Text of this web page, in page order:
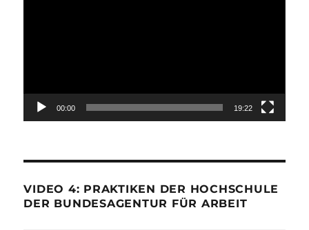
00:00 19:22
VIDEO 4: PRAKTIKEN DER HOCHSCHULE
DER BUNDESAGENTUR FÜR ARBEIT